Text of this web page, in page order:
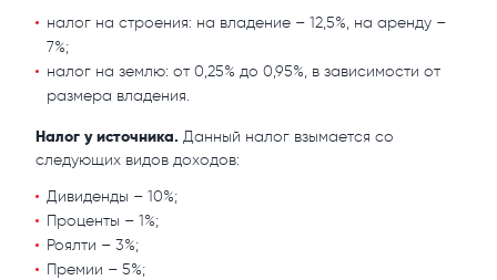
налог на строения: на владение – 12,5%, на аренду –
7%;
налог на землю: от 0,25% до 0,95%, в зависимости от
размера владения.
Налог у источника. Данный налог взымается со
следующих видов доходов:
Дивиденды – 10%;
Проценты – 1%;
Роялти – 3%;
Премии – 5%;